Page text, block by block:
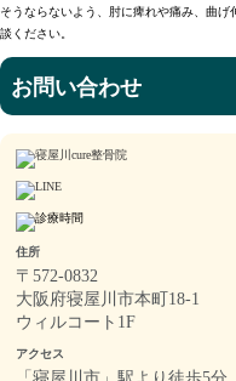
そうならないよう、肘に痺れや痛み、曲げ
談ください。
お問い合わせ
住所
〒572-0832
大阪府寝屋川市本町18-1
ウィルコート1F
アクセス